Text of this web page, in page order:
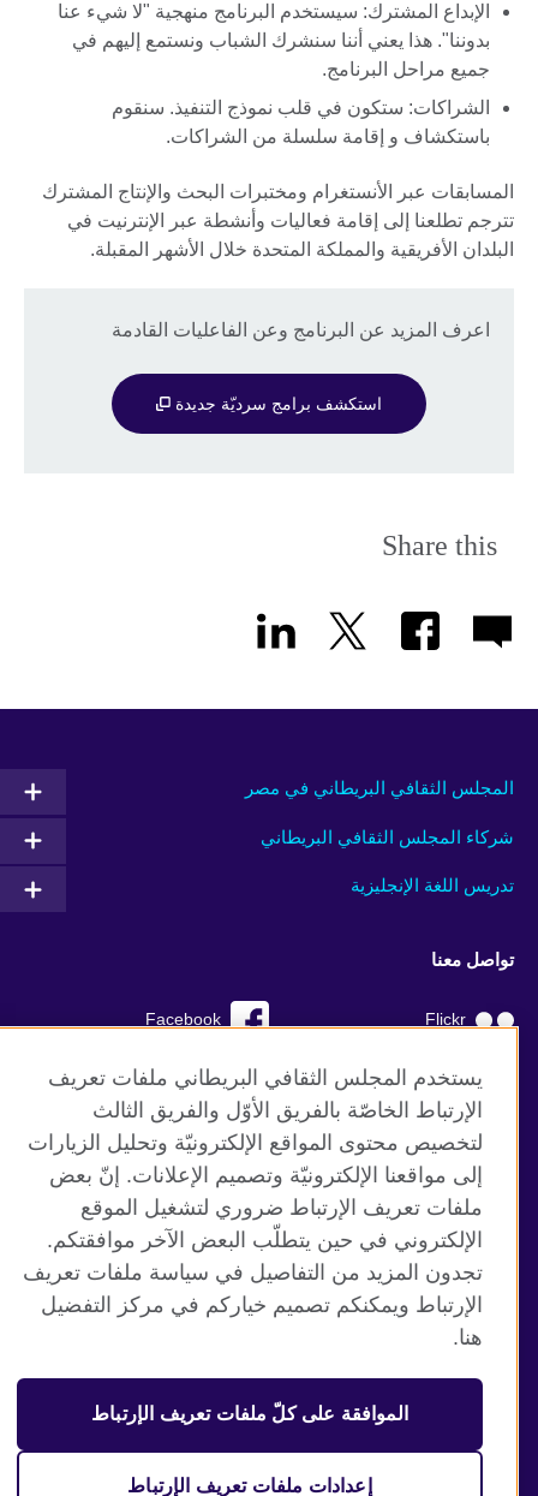
الإبداع المشترك: سيستخدم البرنامج منهجية "لا شيء عنا
بدوننا". هذا يعني أننا سنشرك الشباب ونستمع إليهم في
جميع مراحل البرنامج.
الشراكات: ستكون في قلب نموذج التنفيذ. سنقوم
باستكشاف و إقامة سلسلة من الشراكات.
المسابقات عبر الأنستغرام ومختبرات البحث والإنتاج المشترك
تترجم تطلعنا إلى إقامة فعاليات وأنشطة عبر الإنترنيت في
البلدان الأفريقية والمملكة المتحدة خلال الأشهر المقبلة.
اعرف المزيد عن البرنامج وعن الفاعليات القادمة
استكشف برامج سرديّة جديدة
Share this
المجلس الثقافي البريطاني في مصر
شركاء المجلس الثقافي البريطاني
تدريس اللغة الإنجليزية
تواصل معنا
Facebook Flickr
YouTube RSS
TikTok
موقع المجلس الثقافي البريطاني العالمي
الخصوصية وشروط الاستخدام
ملفات تعريف الإرتباط
خارطة الموقع
منظمة المملكة المتحدة الدولية للعلاقات الثقافية والفرص
يستخدم المجلس الثقافي البريطاني ملفات تعريف
الإرتباط الخاصّة بالفريق الأوّل والفريق الثالث
لتخصيص محتوى المواقع الإلكترونيّة وتحليل الزيارات
إلى مواقعنا الإلكترونيّة وتصميم الإعلانات. إنّ بعض
ملفات تعريف الإرتباط ضروري لتشغيل الموقع
الإلكتروني في حين يتطلّب البعض الآخر موافقتكم.
تجدون المزيد من التفاصيل في سياسة ملفات تعريف
الإرتباط ويمكنكم تصميم خياركم في مركز التفضيل
هنا.
الموافقة على كلّ ملفات تعريف الإرتباط
إعدادات ملفات تعريف الإرتباط